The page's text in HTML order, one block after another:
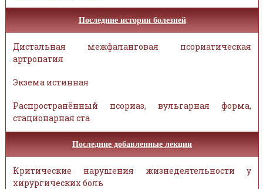
Последние истории болезней
Дистальная межфаланговая псориатическая
артропатия
Экзема истинная
Распространённый псориаз, вульгарная форма,
стационарная ста
Последние добавленные лекции
Критические нарушения жизнедеятельности у
хирургических боль